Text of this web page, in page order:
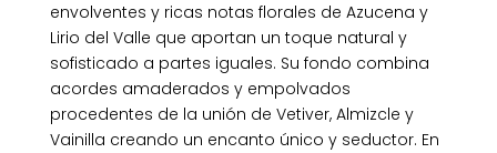
envolventes y ricas notas florales de Azucena y
Lirio del Valle que aportan un toque natural y
sofisticado a partes iguales. Su fondo combina
acordes amaderados y empolvados
procedentes de la unión de Vetiver, Almizcle y
Vainilla creando un encanto único y seductor. En